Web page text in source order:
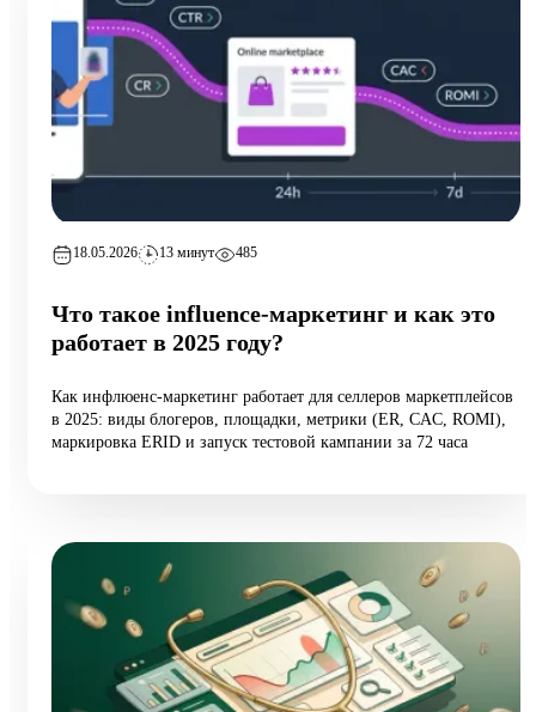
18.05.2026 13 минут 485
Что такое influence-маркетинг и как это
работает в 2025 году?
Как инфлюенс-маркетинг работает для селлеров маркетплейсов
в 2025: виды блогеров, площадки, метрики (ER, CAC, ROMI),
маркировка ERID и запуск тестовой кампании за 72 часа